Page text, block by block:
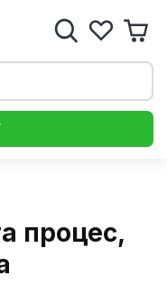
процес,